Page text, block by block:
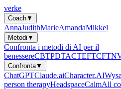
verke
Coach▼
AnnaJudithMarieAmandaMikkel
Metodi ▼
Confronta i metodi di AI per il
benessereCBTPDTACTEFTCFT
Confronta▼
ChatGPTClaude.aiCharacter.AIWysa
person therapyHeadspaceCalmAll